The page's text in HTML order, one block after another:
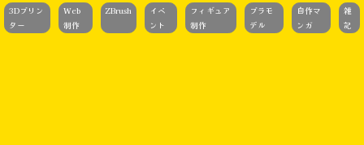
3Dプリン
ター
Web
制作
ZBrush
イベ
ント
フィギュア
制作
プラモ
デル
自作マ
ンガ
雑
記